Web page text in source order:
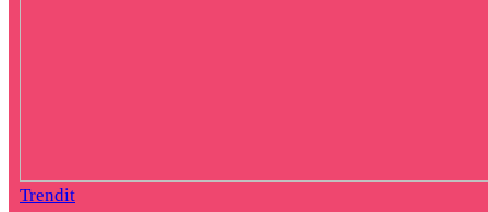
Trendit